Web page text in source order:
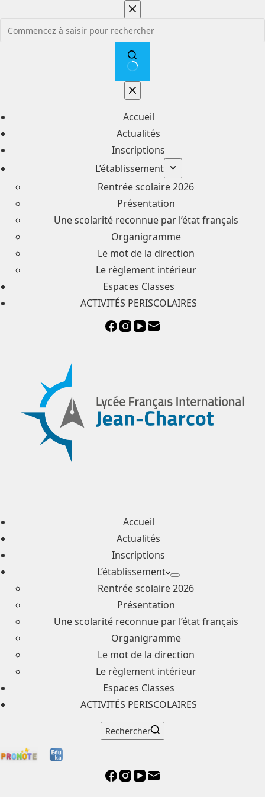
Passer
au
contenu
Accueil
Actualités
Inscriptions
L’établissement
Rentrée scolaire 2026
Présentation
Une scolarité reconnue par l’état français
Organigramme
Le mot de la direction
Le règlement intérieur
Espaces Classes
ACTIVITÉS PERISCOLAIRES
Accueil
Actualités
Inscriptions
L’établissement
Rentrée scolaire 2026
Présentation
Une scolarité reconnue par l’état français
Organigramme
Le mot de la direction
Le règlement intérieur
Espaces Classes
ACTIVITÉS PERISCOLAIRES
Rechercher